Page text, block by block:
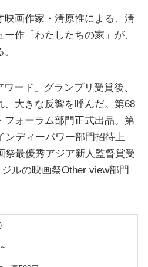
映画作家・清原惟による、清
作「わたしたちの家」が、
ード」グランプリ受賞後、
大きな反響を呼んだ。第68
フォーラム部門正式出品​。第
ンディーパワー部門招待上
祭最優秀アジア新人監督賞受
ルの映画祭Other view部門